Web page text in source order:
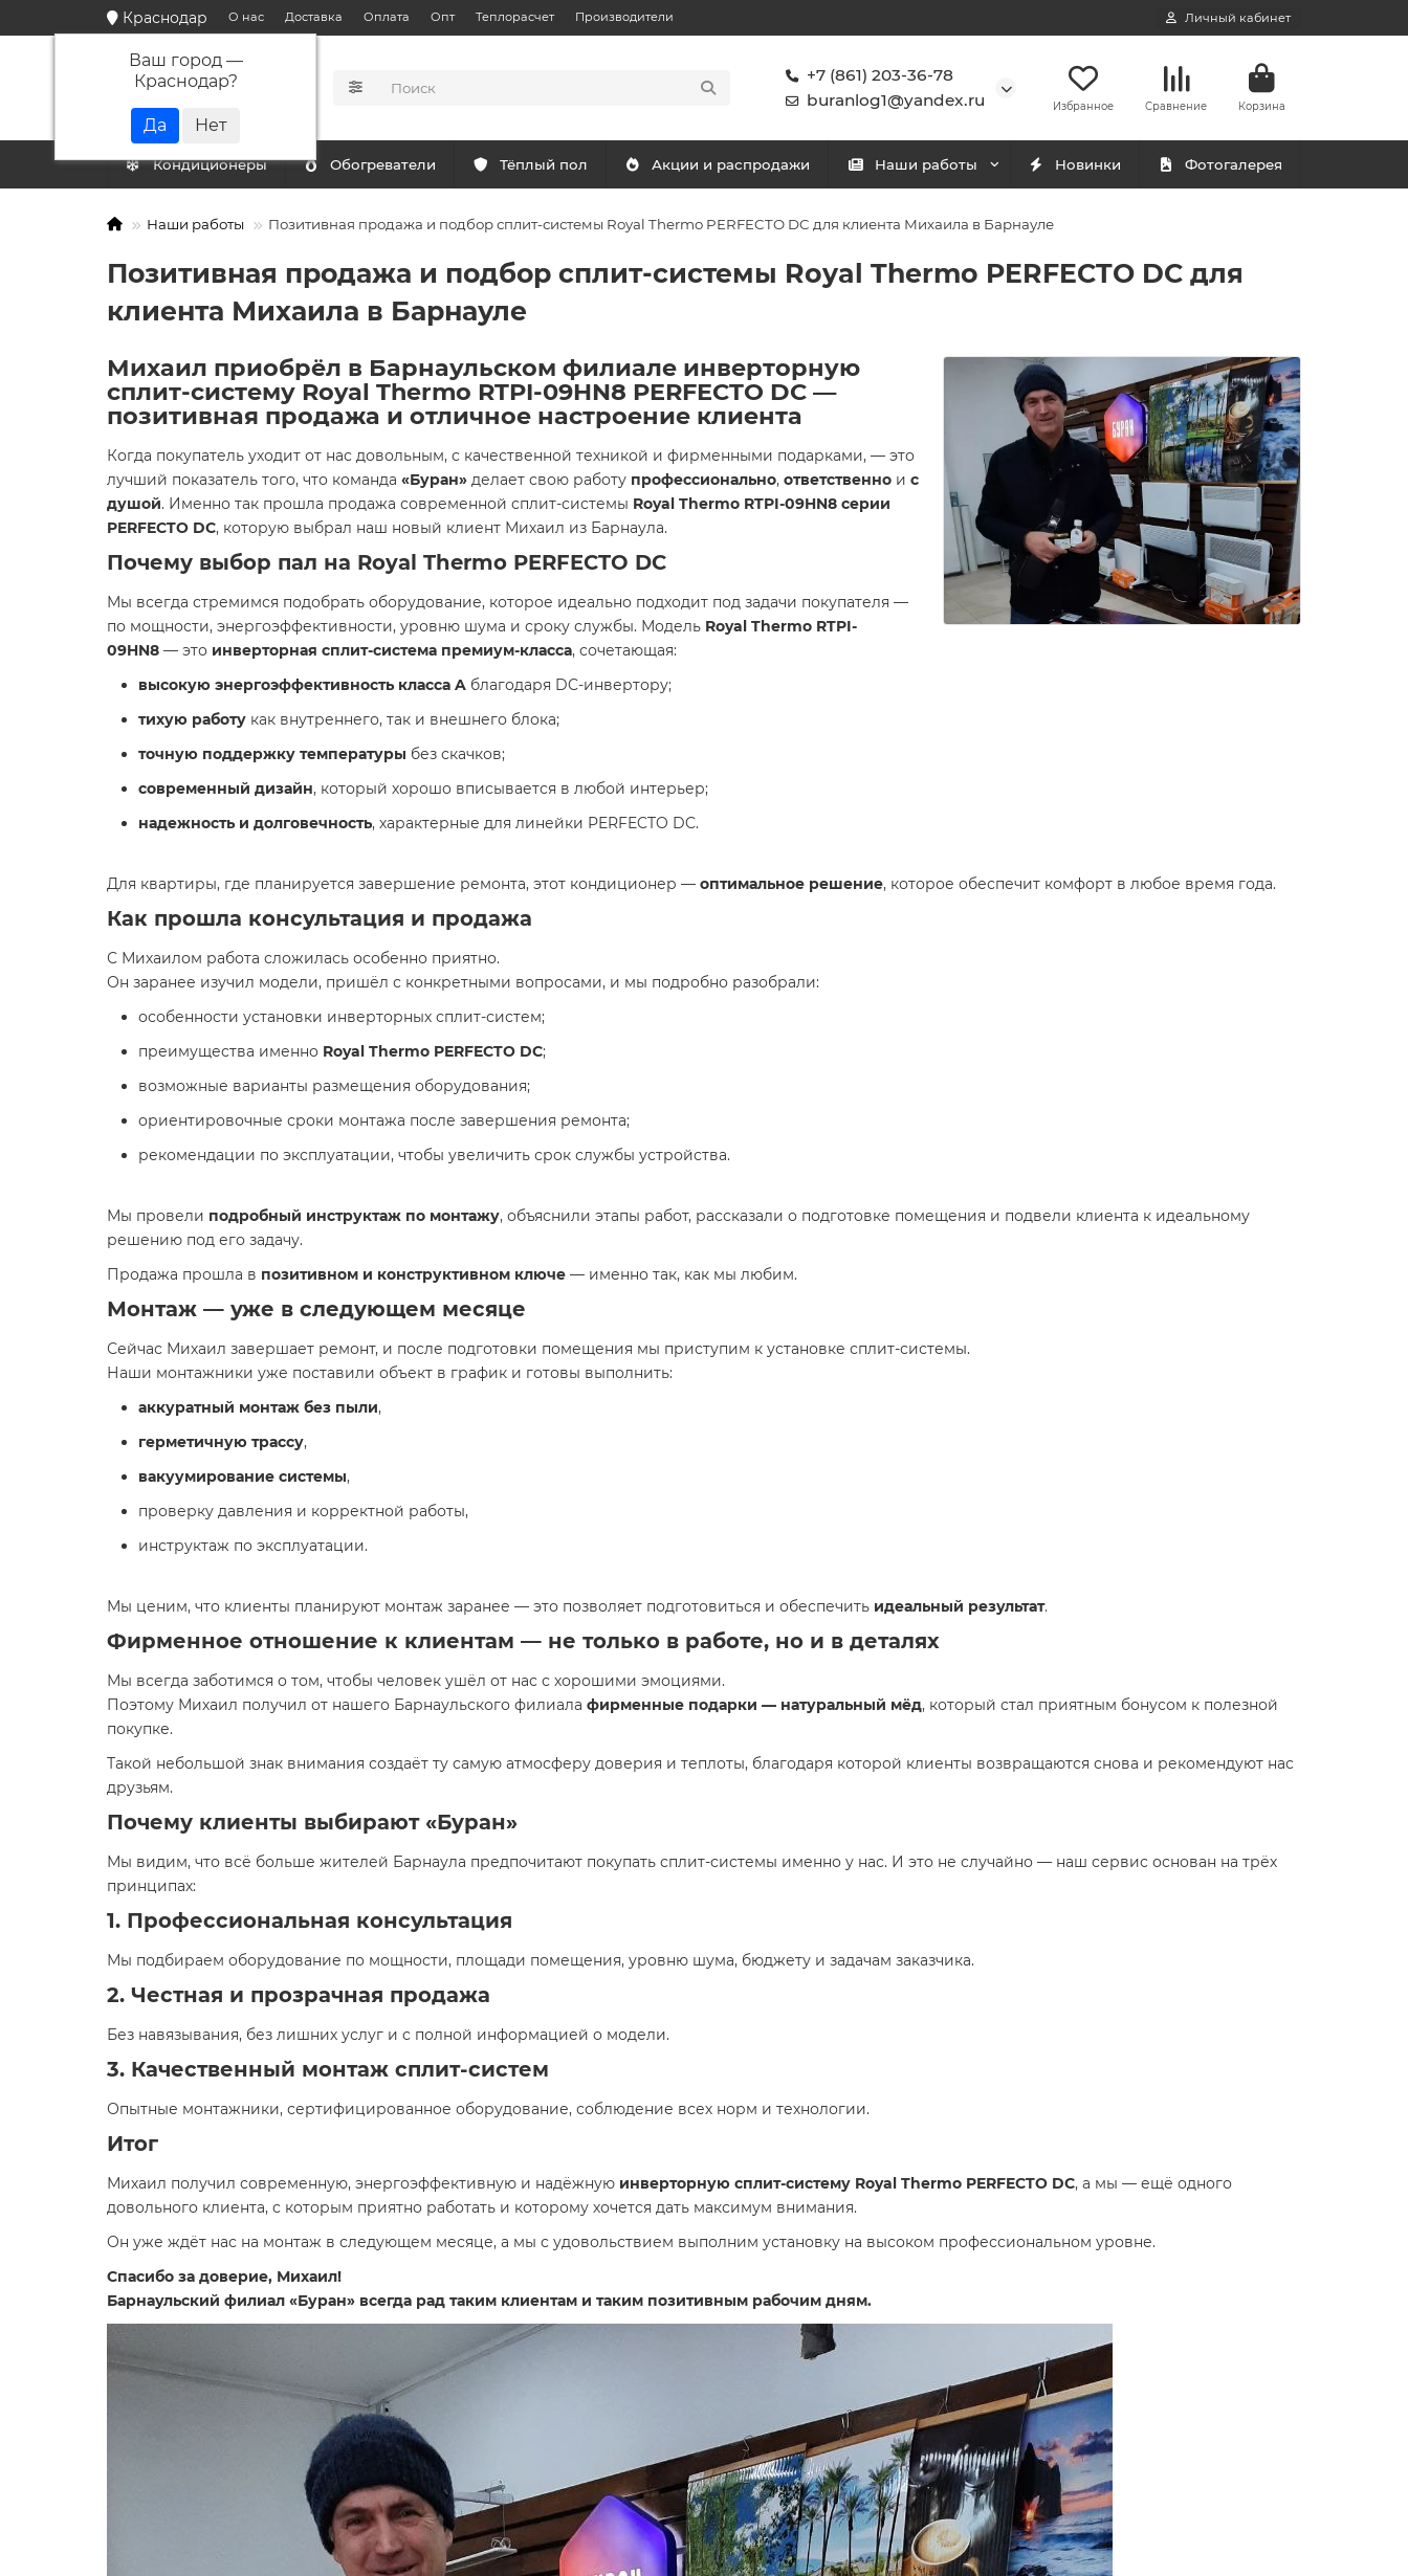
Краснодар
Ваш город —
Краснодар?
О нас Доставка Оплата Опт Теплорасчет Производители Личный кабинет
КАТАЛОГ
+7 (861) 203-36-78
buranlog1@yandex.ru
Избранное Сравнение Корзина
Кондиционеры Обогреватели Тёплый пол Акции и распродажи Наши работы Новинки Фотогалерея
Наши работы Позитивная продажа и подбор сплит-системы Royal Thermo PERFECTO DC для клиента Михаила в Барнауле
Позитивная продажа и подбор сплит-системы Royal Thermo PERFECTO DC для
клиента Михаила в Барнауле
Михаил приобрёл в Барнаульском филиале инверторную
сплит-систему Royal Thermo RTPI-09HN8 PERFECTO DC —
позитивная продажа и отличное настроение клиента
Когда покупатель уходит от нас довольным, с качественной техникой и фирменными подарками, — это
лучший показатель того, что команда «Буран» делает свою работу профессионально, ответственно и с
душой. Именно так прошла продажа современной сплит-системы Royal Thermo RTPI-09HN8 серии
PERFECTO DC, которую выбрал наш новый клиент Михаил из Барнаула.
Почему выбор пал на Royal Thermo PERFECTO DC
Мы всегда стремимся подобрать оборудование, которое идеально подходит под задачи покупателя —
по мощности, энергоэффективности, уровню шума и сроку службы. Модель Royal Thermo RTPI-
09HN8 — это инверторная сплит-система премиум-класса, сочетающая:
высокую энергоэффективность класса A благодаря DC-инвертору;
тихую работу как внутреннего, так и внешнего блока;
точную поддержку температуры без скачков;
современный дизайн, который хорошо вписывается в любой интерьер;
надежность и долговечность, характерные для линейки PERFECTO DC.
Для квартиры, где планируется завершение ремонта, этот кондиционер — оптимальное решение, которое обеспечит комфорт в любое время года.
Как прошла консультация и продажа
С Михаилом работа сложилась особенно приятно.
Он заранее изучил модели, пришёл с конкретными вопросами, и мы подробно разобрали:
особенности установки инверторных сплит-систем;
преимущества именно Royal Thermo PERFECTO DC;
возможные варианты размещения оборудования;
ориентировочные сроки монтажа после завершения ремонта;
рекомендации по эксплуатации, чтобы увеличить срок службы устройства.
Мы провели подробный инструктаж по монтажу, объяснили этапы работ, рассказали о подготовке помещения и подвели клиента к идеальному
решению под его задачу.
Продажа прошла в позитивном и конструктивном ключе — именно так, как мы любим.
Монтаж — уже в следующем месяце
Сейчас Михаил завершает ремонт, и после подготовки помещения мы приступим к установке сплит-системы.
Наши монтажники уже поставили объект в график и готовы выполнить:
аккуратный монтаж без пыли,
герметичную трассу,
вакуумирование системы,
проверку давления и корректной работы,
инструктаж по эксплуатации.
Мы ценим, что клиенты планируют монтаж заранее — это позволяет подготовиться и обеспечить идеальный результат.
Фирменное отношение к клиентам — не только в работе, но и в деталях
Мы всегда заботимся о том, чтобы человек ушёл от нас с хорошими эмоциями.
Поэтому Михаил получил от нашего Барнаульского филиала фирменные подарки — натуральный мёд, который стал приятным бонусом к полезной
покупке.
Такой небольшой знак внимания создаёт ту самую атмосферу доверия и теплоты, благодаря которой клиенты возвращаются снова и рекомендуют нас
друзьям.
Почему клиенты выбирают «Буран»
Мы видим, что всё больше жителей Барнаула предпочитают покупать сплит-системы именно у нас. И это не случайно — наш сервис основан на трёх
принципах:
1. Профессиональная консультация
Мы подбираем оборудование по мощности, площади помещения, уровню шума, бюджету и задачам заказчика.
2. Честная и прозрачная продажа
Без навязывания, без лишних услуг и с полной информацией о модели.
3. Качественный монтаж сплит-систем
Опытные монтажники, сертифицированное оборудование, соблюдение всех норм и технологии.
Итог
Михаил получил современную, энергоэффективную и надёжную инверторную сплит-систему Royal Thermo PERFECTO DC, а мы — ещё одного
довольного клиента, с которым приятно работать и которому хочется дать максимум внимания.
Он уже ждёт нас на монтаж в следующем месяце, а мы с удовольствием выполним установку на высоком профессиональном уровне.
Спасибо за доверие, Михаил!
Барнаульский филиал «Буран» всегда рад таким клиентам и таким позитивным рабочим дням.